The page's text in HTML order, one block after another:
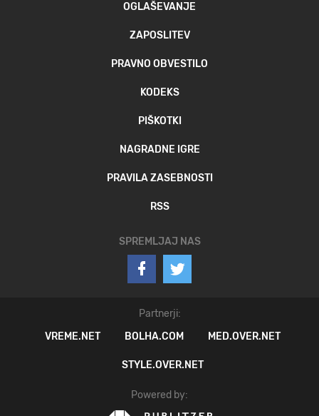
OGLAŠEVANJE
ZAPOSLITEV
PRAVNO OBVESTILO
KODEKS
PIŠKOTKI
NAGRADNE IGRE
PRAVILA ZASEBNOSTI
RSS
SPREMLJAJ NAS
Partnerji:
VREME.NET
BOLHA.COM MED.OVER.NET
STYLE.OVER.NET
Powered by: